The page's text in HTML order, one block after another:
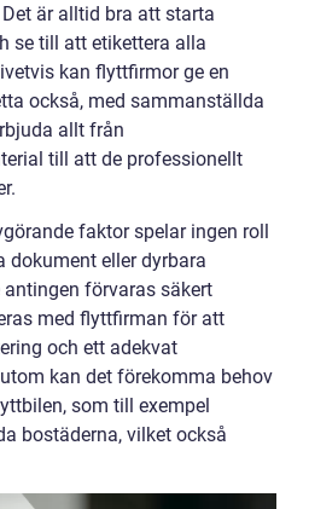
är alltid bra att starta
se till att etikettera alla
kan flyttfirmor ge en
också, med sammanställda
allt från
till att de professionellt
faktor spelar ingen roll
dokument eller dyrbara
förvaras säkert
med flyttfirman för att
och ett adekvat
kan det förekomma behov
som till exempel
bostäderna, vilket också